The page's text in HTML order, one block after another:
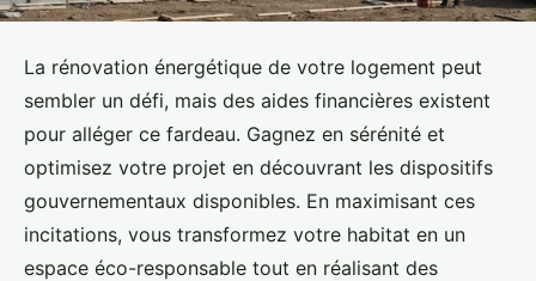
La rénovation énergétique de votre logement peut
sembler un défi, mais des aides financières existent
pour alléger ce fardeau. Gagnez en sérénité et
optimisez votre projet en découvrant les dispositifs
gouvernementaux disponibles. En maximisant ces
incitations, vous transformez votre habitat en un
espace éco-responsable tout en réalisant des